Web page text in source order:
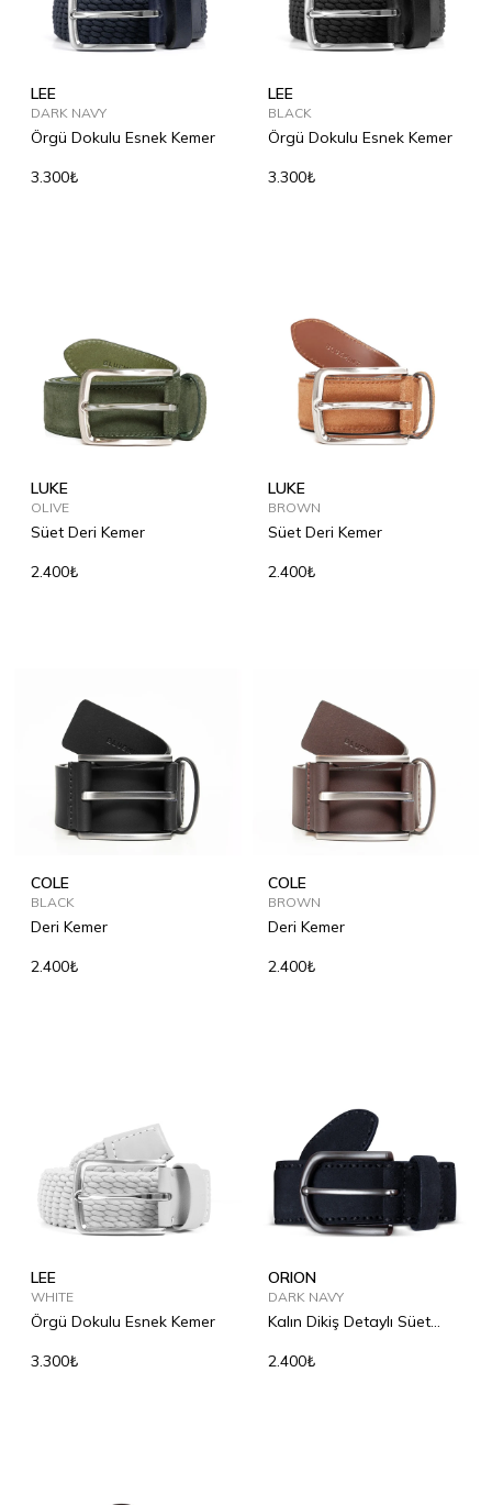
LEE
DARK NAVY
Örgü Dokulu Esnek Kemer
3.300₺
LEE
BLACK
Örgü Dokulu Esnek Kemer
3.300₺
LUKE
OLIVE
Süet Deri Kemer
2.400₺
LUKE
BROWN
Süet Deri Kemer
2.400₺
COLE
BLACK
Deri Kemer
2.400₺
COLE
BROWN
Deri Kemer
2.400₺
LEE
WHITE
Örgü Dokulu Esnek Kemer
3.300₺
ORION
DARK NAVY
Kalın Dikiş Detaylı Süet
2.400₺